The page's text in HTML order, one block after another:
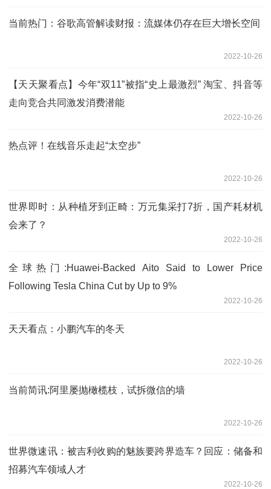
当前热门：谷歌高管解读财报：流媒体仍存在巨大增长空间
2022-10-26
【天天聚看点】今年“双11”被指“史上最激烈” 淘宝、抖音等
走向竞合共同激发消费潜能
2022-10-26
热点评！在线音乐走起“太空步”
2022-10-26
世界即时：从种植牙到正畸：万元集采打7折，国产耗材机
会来了？
2022-10-26
全球热门:Huawei-Backed Aito Said to Lower Price
Following Tesla China Cut by Up to 9%
2022-10-26
天天看点：小鹏汽车的冬天
2022-10-26
当前简讯:阿里屡抛橄榄枝，试拆微信的墙
2022-10-26
世界微速讯：被吉利收购的魅族要跨界造车？回应：储备和
招募汽车领域人才
2022-10-26